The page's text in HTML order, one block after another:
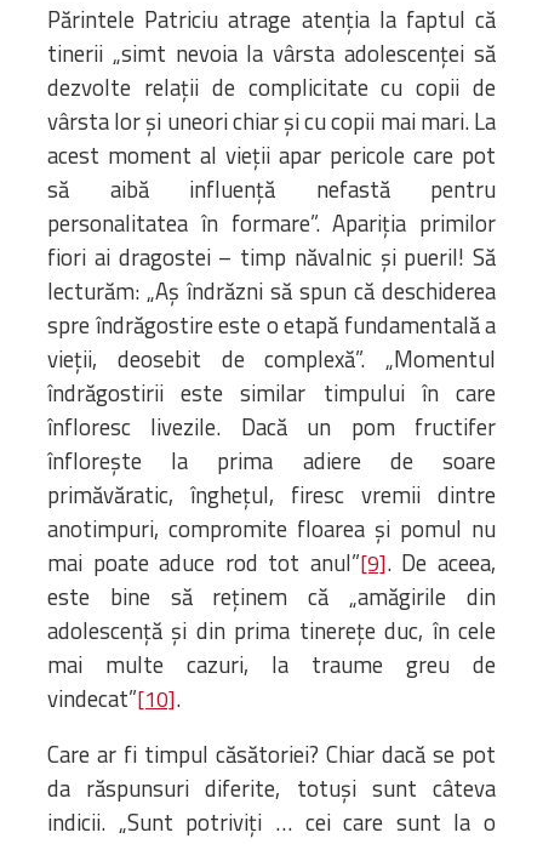
Părintele Patriciu atrage atenția la faptul că
tinerii „simt nevoia la vârsta adolescenței să
dezvolte relații de complicitate cu copii de
vârsta lor și uneori chiar și cu copii mai mari. La
acest moment al vieții apar pericole care pot
să aibă influență nefastă pentru
personalitatea în formare”. Apariția primilor
fiori ai dragostei – timp năvalnic și pueril! Să
lecturăm: „Aș îndrăzni să spun că deschiderea
spre îndrăgostire este o etapă fundamentală a
vieții, deosebit de complexă”. „Momentul
îndrăgostirii este similar timpului în care
înfloresc livezile. Dacă un pom fructifer
înflorește la prima adiere de soare
primăvăratic, înghețul, firesc vremii dintre
anotimpuri, compromite floarea și pomul nu
mai poate aduce rod tot anul”[9]. De aceea,
este bine să reținem că „amăgirile din
adolescență și din prima tinerețe duc, în cele
mai multe cazuri, la traume greu de
vindecat”[10].
Care ar fi timpul căsătoriei? Chiar dacă se pot
da răspunsuri diferite, totuși sunt câteva
indicii. „Sunt potriviți … cei care sunt la o